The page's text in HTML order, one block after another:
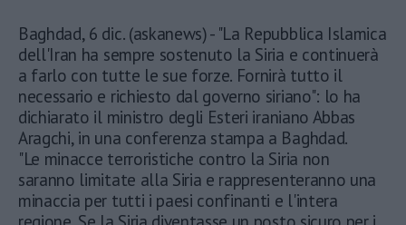
Baghdad, 6 dic. (askanews) - "La Repubblica Islamica
dell'Iran ha sempre sostenuto la Siria e continuerà
a farlo con tutte le sue forze. Fornirà tutto il
necessario e richiesto dal governo siriano": lo ha
dichiarato il ministro degli Esteri iraniano Abbas
Aragchi, in una conferenza stampa a Baghdad.
"Le minacce terroristiche contro la Siria non
saranno limitate alla Siria e rappresenteranno una
minaccia per tutti i paesi confinanti e l'intera